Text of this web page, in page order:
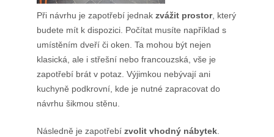
Při návrhu je zapotřebí jednak zvážit prostor, který
budete mít k dispozici. Počítat musíte například s
umístěním dveří či oken. Ta mohou být nejen
klasická, ale i střešní nebo francouzská, vše je
zapotřebí brát v potaz. Výjimkou nebývají ani
kuchyně podkrovní, kde je nutné zapracovat do
návrhu šikmou stěnu.
Následně je zapotřebí zvolit vhodný nábytek